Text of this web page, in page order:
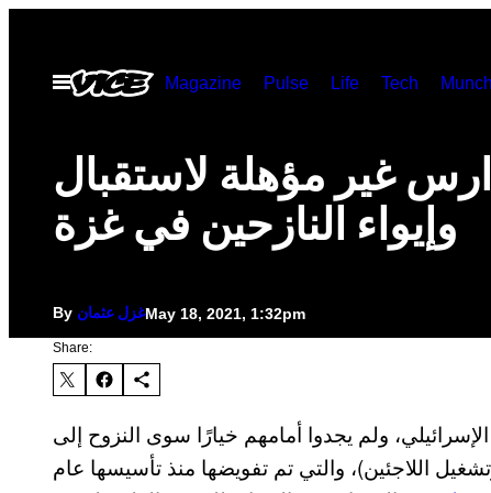
contentOpen
Menu
Magazine Pulse Life Tech
غير مؤهلة لاستقبال
وإيواء النازحين في غزة
By غزل عثمانMay 18, 2021, 1:32pm
Share:
ولم يجدوا أمامهم خيارًا سوى النزوح إلى
اللاجئين)، والتي تم تفويضها منذ تأسيسها عام